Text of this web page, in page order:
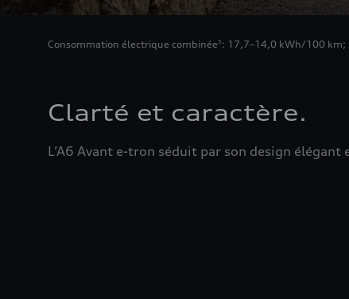
Consommation électrique combinée 5 : 17,7–14,0 kWh/100 km;
Clarté et caractère.
L’A6 Avant e-tron séduit par son design